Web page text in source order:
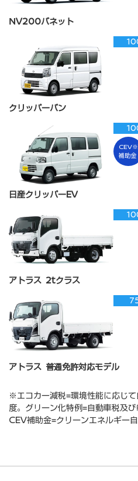
NV200バネット
クリッパーバン
CEV※
補助金
日産クリッパーEV
アトラス 2tクラス
アトラス 普通免許対応モデル
※エコカー減税=環境性能に応じて
度。グリーン化特例=自動車税及
CEV補助金=クリーンエネルギー